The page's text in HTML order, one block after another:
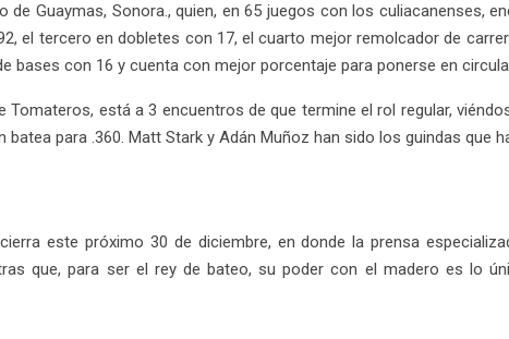
Guaymas, Sonora., quien, en 65 juegos con los culiacanenses,
el tercero en dobletes con 17, el cuarto mejor remolcador de
bases con 16 y cuenta con mejor porcentaje para ponerse en
está a 3 encuentros de que termine el rol regular,
para .360. Matt Stark y Adán Muñoz han sido los guindas que
este próximo 30 de diciembre, en donde la prensa
que, para ser el rey de bateo, su poder con el madero es lo